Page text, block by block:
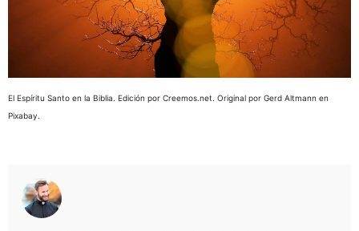
El Espíritu Santo en la Biblia. Edición por Creemos.net. Original por Gerd Altmann en
Pixabay.